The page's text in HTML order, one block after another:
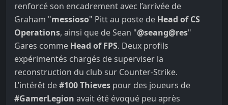
renforcé son encadrement avec l’arrivée de
Graham "messioso" Pitt au poste de Head of CS
Operations, ainsi que de Sean "@seang@res"
Gares comme Head of FPS. Deux profils
expérimentés chargés de superviser la
reconstruction du club sur Counter-Strike.
L’intérêt de#100 Thieves pour des joueurs de
#GamerLegion avait été évoqué peu après